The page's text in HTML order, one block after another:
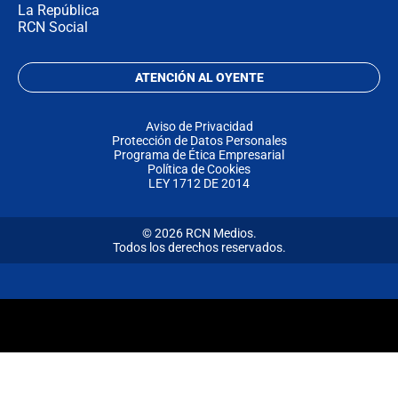
La República
RCN Social
ATENCIÓN AL OYENTE
Aviso de Privacidad
Protección de Datos Personales
Programa de Ética Empresarial
Política de Cookies
LEY 1712 DE 2014
© 2026 RCN Medios.
Todos los derechos reservados.